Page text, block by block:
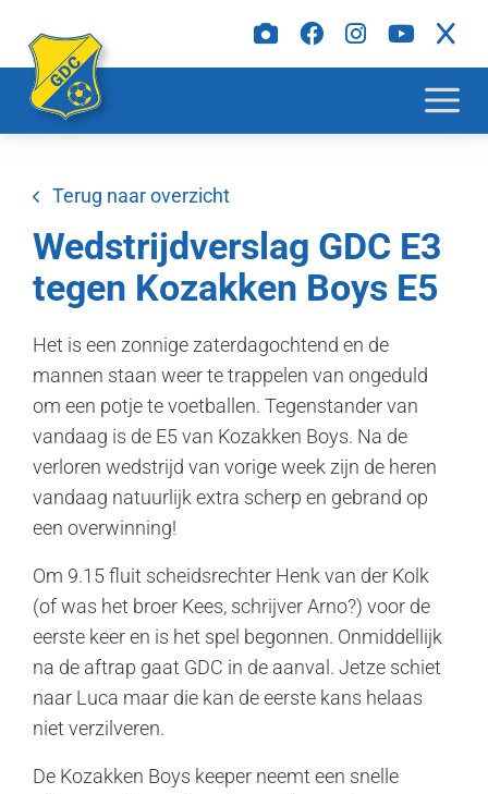
Terug naar overzicht
Wedstrijdverslag GDC E3
tegen Kozakken Boys E5
Het is een zonnige zaterdagochtend en de
mannen staan weer te trappelen van ongeduld
om een potje te voetballen. Tegenstander van
vandaag is de E5 van Kozakken Boys. Na de
verloren wedstrijd van vorige week zijn de heren
vandaag natuurlijk extra scherp en gebrand op
een overwinning!
Om 9.15 fluit scheidsrechter Henk van der Kolk
(of was het broer Kees, schrijver Arno?) voor de
eerste keer en is het spel begonnen. Onmiddellijk
na de aftrap gaat GDC in de aanval. Jetze schiet
naar Luca maar die kan de eerste kans helaas
niet verzilveren.
De Kozakken Boys keeper neemt een snelle